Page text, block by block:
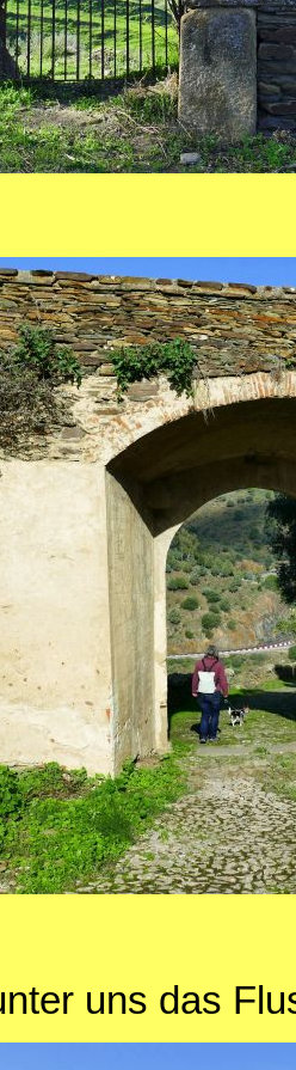
uns das